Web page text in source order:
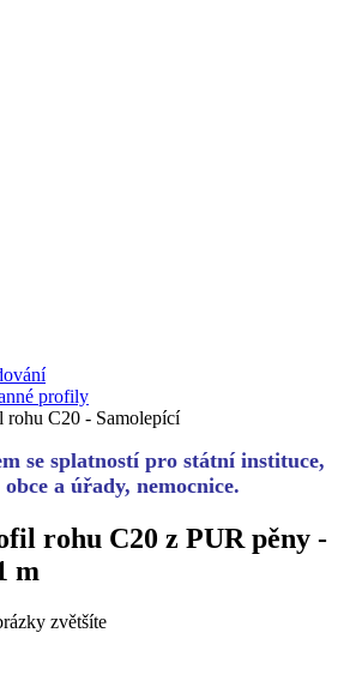
profily
rohu C20 - Samolepící
se splatností pro státní instituce,
obce a úřady, nemocnice.
rohu C20 z PUR pěny -
m
zvětšíte